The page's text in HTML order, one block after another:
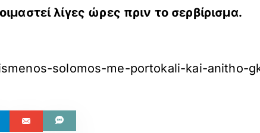
λίγες ώρες πριν το σερβίρισμα.
solomos-me-portokali-kai-anitho-